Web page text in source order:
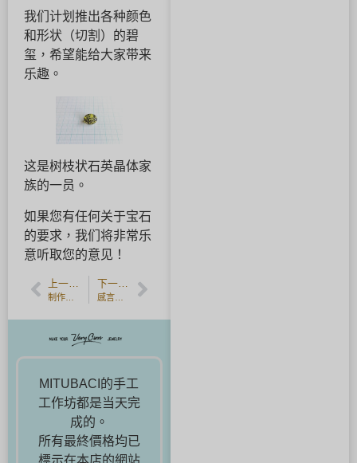
我们计划推出各种颜色
和形状（切割）的碧
玺，希望能给大家带来
乐趣。
这是树枝状石英晶体家
族的一员。
如果您有任何关于宝石
的要求，我们将非常乐
意听取您的意见！
MITUBACI的手工
工作坊都是当天完
成的。
所有最終價格均已
標示在本店的網站